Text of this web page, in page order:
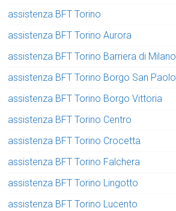
assistenza BFT Torino
assistenza BFT Torino Aurora
assistenza BFT Torino Barriera di Milano
assistenza BFT Torino Borgo San Paolo
assistenza BFT Torino Borgo Vittoria
assistenza BFT Torino Centro
assistenza BFT Torino Crocetta
assistenza BFT Torino Falchera
assistenza BFT Torino Lingotto
assistenza BFT Torino Lucento